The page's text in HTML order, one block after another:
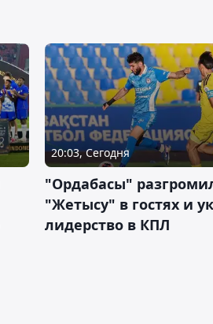
20:03, Сегодня
"Ордабасы"
"Жетысу" в гостях и
лидерство в КПЛ